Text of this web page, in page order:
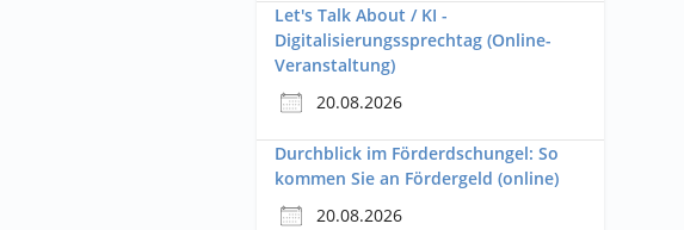
Let's Talk About / KI -
Digitalisierungssprechtag (Online-
Veranstaltung)
20.08.2026
Durchblick im Förderdschungel: So
kommen Sie an Fördergeld (online)
20.08.2026